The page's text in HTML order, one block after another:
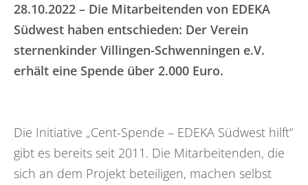
28.10.2022 – Die Mitarbeitenden von EDEKA
Südwest haben entschieden: Der Verein
sternenkinder Villingen-Schwenningen e.V.
erhält eine Spende über 2.000 Euro.
Die Initiative „Cent-Spende – EDEKA Südwest hilft“
gibt es bereits seit 2011. Die Mitarbeitenden, die
sich an dem Projekt beteiligen, machen selbst